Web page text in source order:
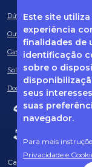
Este site
experiência
finalidades de
identificação
sobre o
seus
suas
navegador.
Para mais
Privacidade e
Dúvidas frequentes
Ouvidoria
Canal de Denúncias
Solicitação de informações
Documentos obrigatórios
Caso tenha dúvidas